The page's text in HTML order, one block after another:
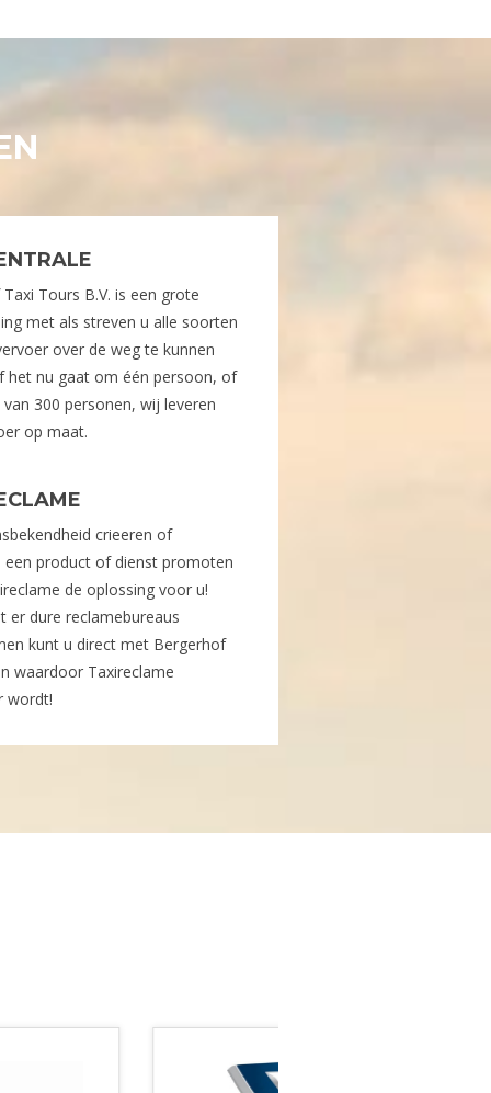
Tours B.V. is een grote
met als streven u alle soorten
over de weg te kunnen
het nu gaat om één persoon, of
300 personen, wij leveren
op maat.
crieeren of
een product of dienst promoten
de oplossing voor u!
er dure reclamebureaus
kunt u direct met Bergerhof
waardoor Taxireclame
wordt!